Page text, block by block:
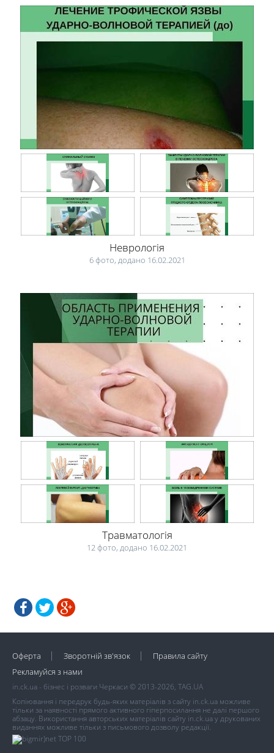
Неврологія
6 фото, додано 16.02.2021
Травматологія
12 фото, додано 16.02.2021
Оферта Зворотній зв'язок
Правила сайту
Рекламуйся з нами
in.ck.ua - бізнес і розваги Черкаси © 2013-2026, TAG.UA
Копіювання і передрук будь-яких матеріалів з сайту in.ck.ua можливе
тільки за наявності прямого активного гіперпосилання не далі першого
абзацу. Використання авторських матеріалів сайту in.ck.ua у друкованих
виданнях можливе тільки з письмового дозволу редакції.